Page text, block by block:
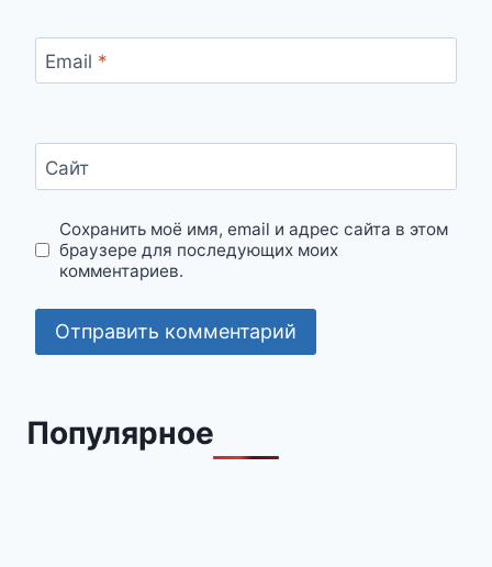
Email *
Сайт
Сохранить моё имя, email и адрес сайта в этом
браузере для последующих моих
комментариев.
Популярное